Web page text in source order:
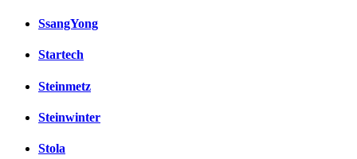
SsangYong
Startech
Steinmetz
Steinwinter
Stola